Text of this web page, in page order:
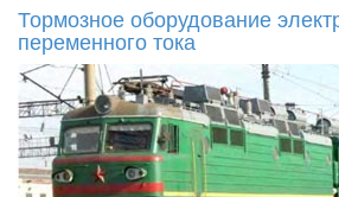
Тормозное оборудование
переменного тока